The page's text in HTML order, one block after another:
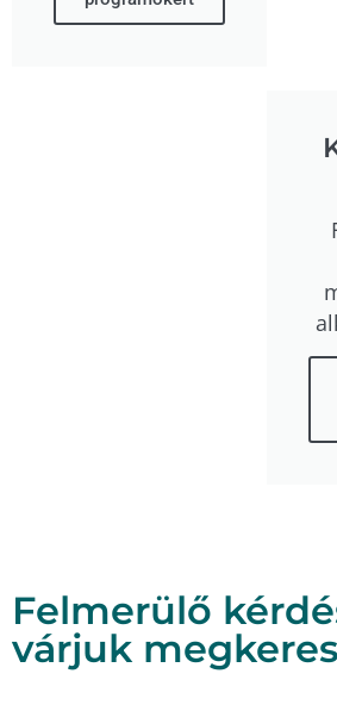
Felmerülő
várjuk